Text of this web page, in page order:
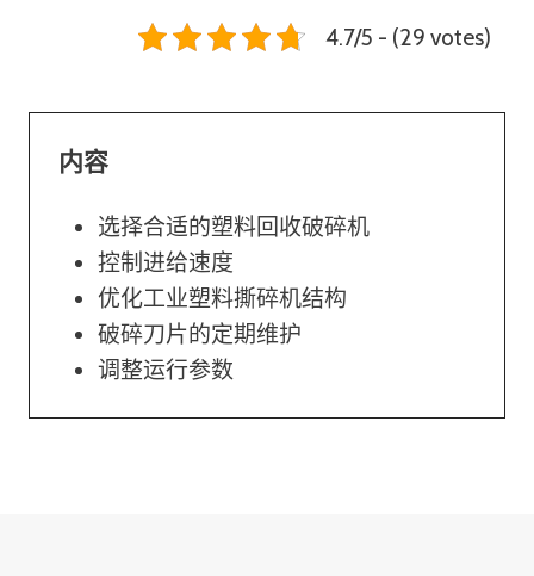
4.7/5 - (29 votes)
内容
选择合适的塑料回收破碎机
控制进给速度
优化工业塑料撕碎机结构
破碎刀片的定期维护
调整运行参数